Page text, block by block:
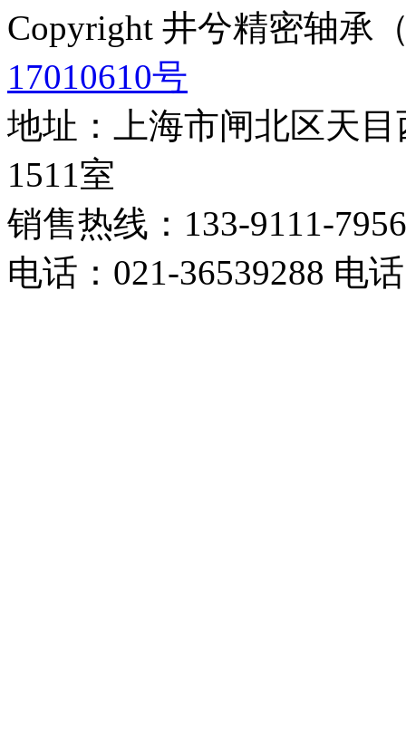
Copyright 井兮精密轴承
17010610号
地址：上海市闸北区天
1511室
销售热线：133-9111-7956
电话：021-36539288 电